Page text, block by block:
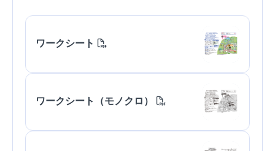
ワークシート
ワークシート（モノクロ）